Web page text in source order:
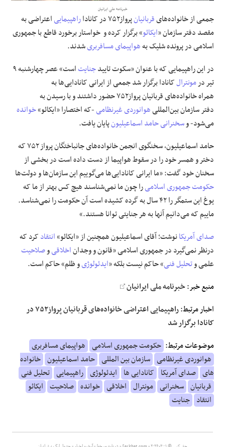
علوم و فن آوری
فرهنگی و هنری
مقالات
خبرنامه ملی ایرانیان
جمعی از خانواده‌هایقربانیانپرواز۷۵۲ در کانادا راهپیماییاعتراضی به
مقصد دفتر سازمان «ایکائو» برگزار کرده و خواستار برخورد قاطع با جمهوری
اسلامی در پرونده شلیک بههواپیمای مسافربریشدند.
در این راهپیمایی که با عنوان «سکوت تاییدجنایت
است» عصر چهارشنبه ۹
تیر درمونترالکانادا برگزار شد جمعی از ایرانی کانادایی‌ها به
همراه خانواده‌های قربانیان پرواز۷۵۲ حضور داشتند و با رسیدن به
دفتر سازمان بین‌المللیهوانوردی غیرنظامی-که اختصارا «ایکائو»خوانده
می‌شود- وسخنرانیحامد اسماعیلیونپایان یافت.
حامد اسماعیلیون، سخنگوی انجمن خانواده‌های جانباختگان پرواز ۷۵۲ که
دختر و همسر خود را در سقوط هواپیما از دست داده است در بخشی از
سخنان خود گفت: «ما ایرانی کانادایی‌ها می‌گوییم این سازمان‌ها و دولت‌ها
حکومت جمهوری اسلامیرا چون ما نمی‌شناسند هیچ کس بهتر از ما که
یوغ این ستمگر را ۴۲ سال به گرده کشیده است آن حکومت را نمی‌شناسد.
ماییم که می‌دانیم آنها به هر جنایتی توانا هستند.»
صدای آمریکانوشت؛ آقای اسماعیلیون همچنین از «ایکائو»انتقادکرد که
درنظر نمی‌گیرد در جمهوری اسلامی «قانون و وجداناخلاقیوصلاحیت
علمی وتحلیل فنی» حاکم نیست بلکه «ایدئولوژیو ظلم» حاکم است.
منبع خبر:خبرنامه ملی ایرانیان
اخبار مرتبط:
راهپیمایی اعتراضی خانواده‌های قربانیان پرواز۷۵۲ در
کانادا برگزار شد
موضوعات مرتبط: حکومت جمهوری اسلامی هواپیمای مسافربری
هوانوردی غیرنظامی سازمان بین المللی حامد اسماعیلیون خانواده
های صدای آمریکا کانادایی ها ایدئولوژی راهپیمایی تحلیل فنی
قربانیان سخنرانی مونترال اخلاقی خوانده صلاحیت ایکائو
انتقاد جنایت